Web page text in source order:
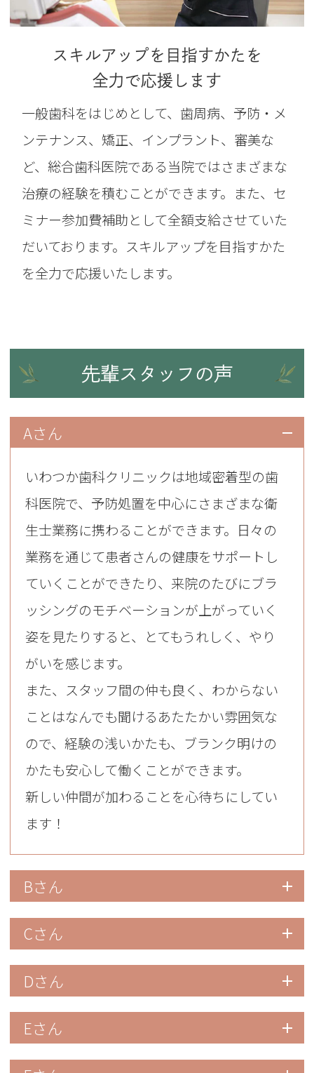
スキルアップを目指すかたを
全力で応援します
一般歯科をはじめとして、歯周病、予防・メ
ンテナンス、矯正、インプラント、審美な
ど、総合歯科医院である当院ではさまざまな
治療の経験を積むことができます。また、セ
ミナー参加費補助として全額支給させていた
だいております。スキルアップを目指すかた
を全力で応援いたします。
先輩スタッフの声
Aさん
いわつか歯科クリニックは地域密着型の歯
科医院で、予防処置を中心にさまざまな衛
生士業務に携わることができます。日々の
業務を通じて患者さんの健康をサポートし
ていくことができたり、来院のたびにブラ
ッシングのモチベーションが上がっていく
姿を見たりすると、とてもうれしく、やり
がいを感じます。
また、スタッフ間の仲も良く、わからない
ことはなんでも聞けるあたたかい雰囲気な
ので、経験の浅いかたも、ブランク明けの
かたも安心して働くことができます。
新しい仲間が加わることを心待ちにしてい
ます！
Bさん
Cさん
Dさん
Eさん